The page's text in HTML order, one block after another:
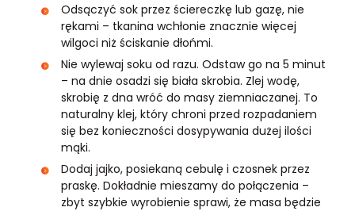
Odsączyć sok przez ściereczkę lub gazę, nie
rękami – tkanina wchłonie znacznie więcej
wilgoci niż ściskanie dłońmi.
Nie wylewaj soku od razu. Odstaw go na 5 minut
– na dnie osadzi się biała skrobia. Zlej wodę,
skrobię z dna wróć do masy ziemniaczanej. To
naturalny klej, który chroni przed rozpadaniem
się bez konieczności dosypywania dużej ilości
mąki.
Dodaj jajko, posiekaną cebulę i czosnek przez
praskę. Dokładnie mieszamy do połączenia –
zbyt szybkie wyrobienie sprawi, że masa będzie